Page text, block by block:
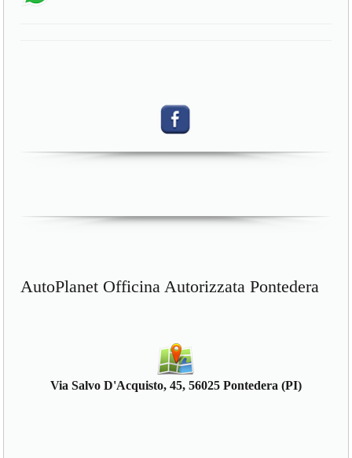
AutoPlanet Officina Autorizzata Pontedera
Via Salvo D'Acquisto, 45, 56025 Pontedera (PI)